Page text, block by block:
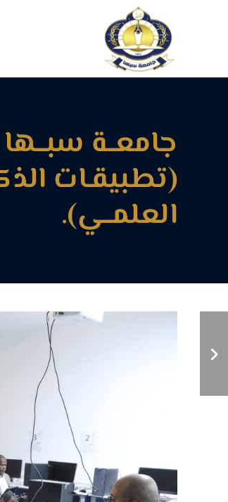
جامعــة
(تطبيقـات
العلمــي).
مناقشــة رسالـــة علميــة
لنيــل درجــة الإجــازة العاليــة
(الماجستيــر).